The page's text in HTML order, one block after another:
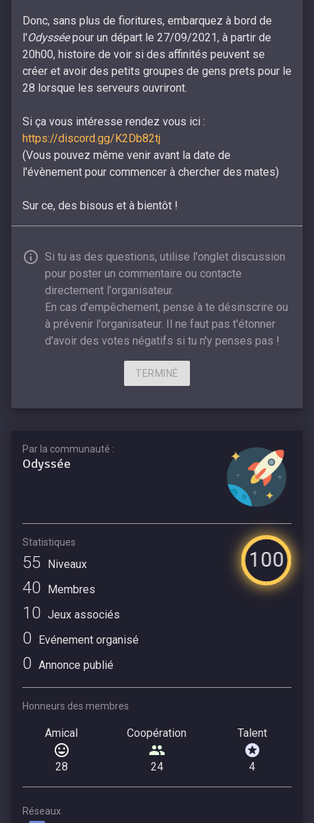
Donc, sans plus de fioritures, embarquez à bord de
l'Odysséepour un départ le 27/09/2021, à partir de
20h00, histoire de voir si des affinités peuvent se
créer et avoir des petits groupes de gens prets pour le
28 lorsque les serveurs ouvriront.
Si ça vous intéresse rendez vous ici :
https://discord.gg/K2Db82tj
(Vous pouvez même venir avant la date de
l'évènement pour commencer à chercher des mates)
Sur ce, des bisous et à bientôt !
Si tu as des questions, utilise l'onglet discussion
pour poster un commentaire ou contacte
directement l'organisateur.
En cas d'empêchement, pense à te désinscrire ou
à prévenir l'organisateur. Il ne faut pas t'étonner
d'avoir des votes négatifs si tu n'y penses pas !
TERMINÉ
Par la communauté :
Odyssée
Statistiques
100
55 Niveaux
40 Membres
10 Jeux associés
0 Evénement organisé
0 Annonce publié
Honneurs des membres
Amical
28
Coopération
24
Talent
4
Réseaux